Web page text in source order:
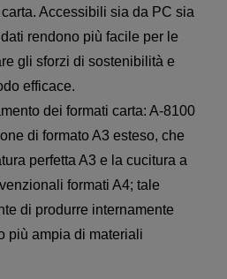
Accessibili sia da PC sia
rendono più facile per le
gli sforzi di sostenibilità e
efficace.
dei formati carta: A-8100
di formato A3 esteso, che
perfetta A3 e la cucitura a
formati A4; tale
di produrre internamente
più ampia di materiali